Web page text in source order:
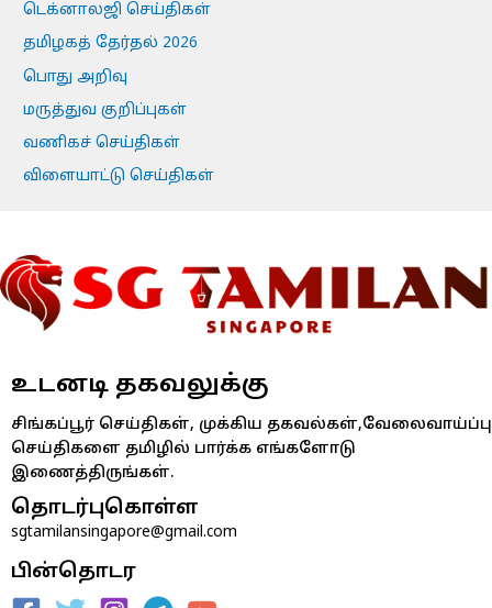
டெக்னாலஜி செய்திகள்
தமிழகத் தேர்தல் 2026
பொது அறிவு
மருத்துவ குறிப்புகள்
வணிகச் செய்திகள்
விளையாட்டு செய்திகள்
உடனடி தகவலுக்கு
சிங்கப்பூர் செய்திகள், முக்கிய தகவல்கள்,வேலைவாய்ப்பு
செய்திகளை தமிழில் பார்க்க எங்களோடு
இணைத்திருங்கள்.
தொடர்புகொள்ள
sgtamilansingapore@gmail.com
பின்தொடர